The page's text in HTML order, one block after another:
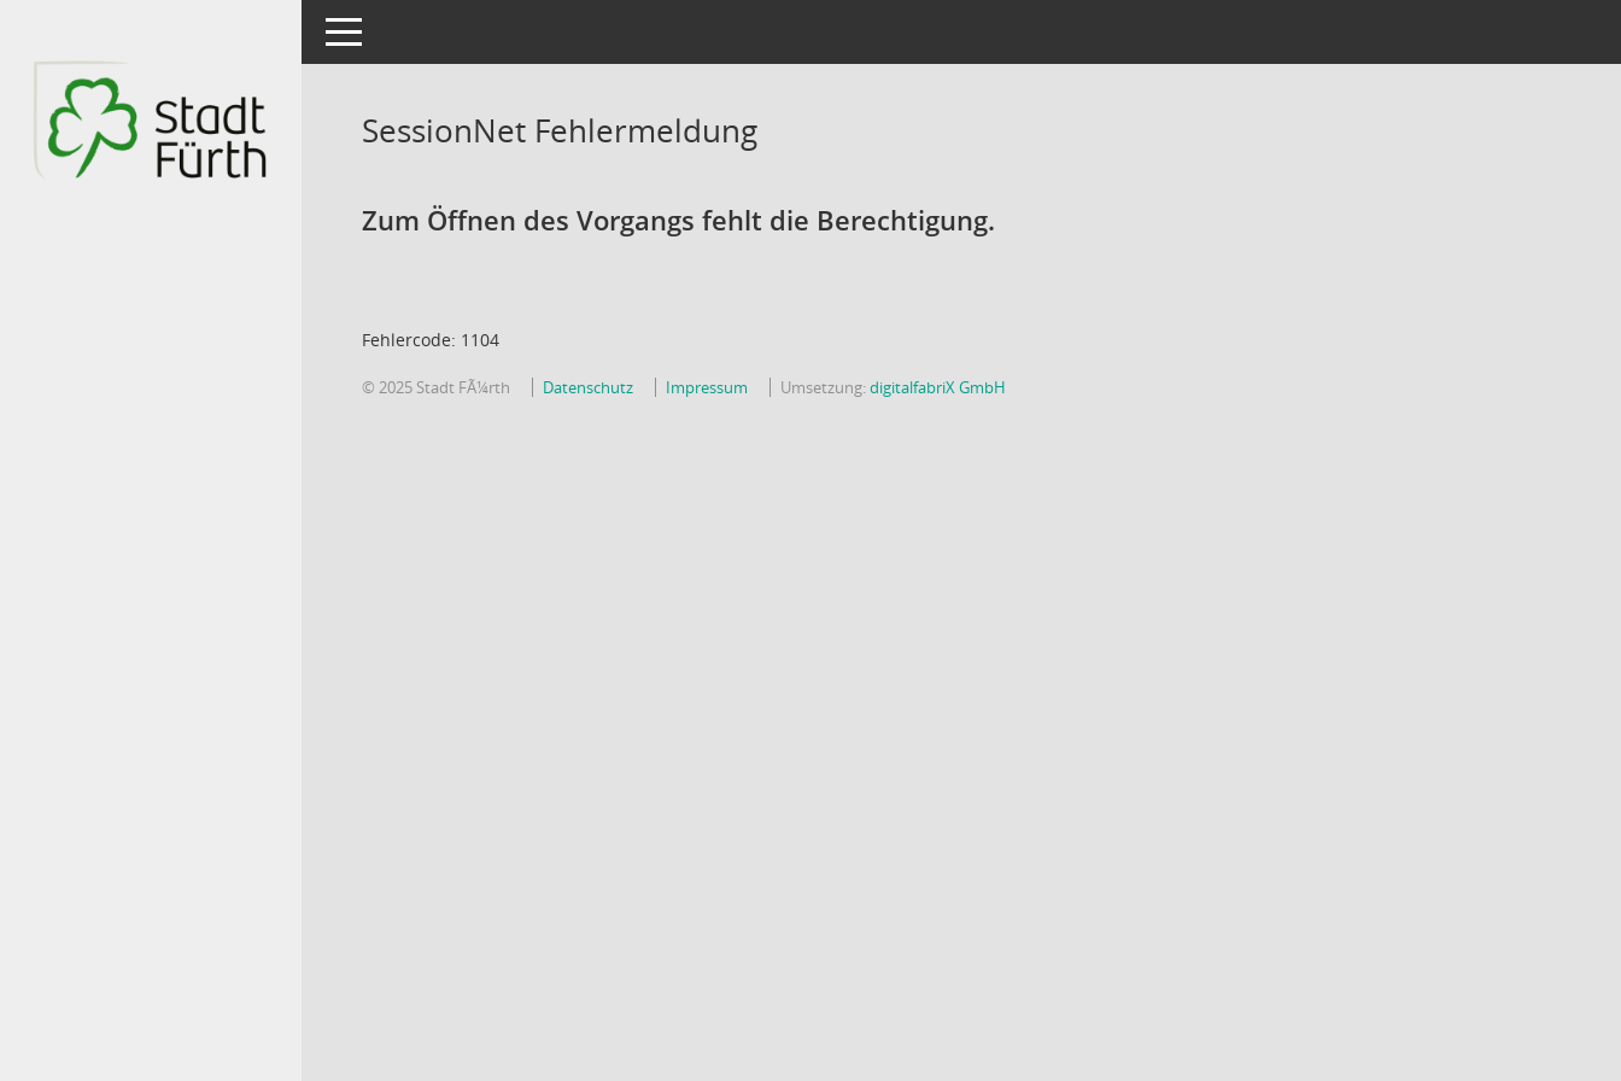
Toggle navigation
SessionNet Fehlermeldung
Zum Öffnen des Vorgangs fehlt die Berechtigung.
Fehlercode: 1104
© 2025 Stadt FÃ¼rth Datenschutz Impressum Umsetzung:digitalfabriX GmbH